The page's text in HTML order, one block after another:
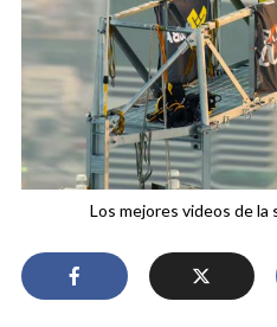
Los mejores videos de la